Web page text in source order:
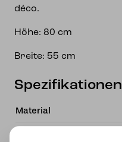
déco.
Höhe: 80 cm
Breite: 55 cm
Spezifikationen
Material